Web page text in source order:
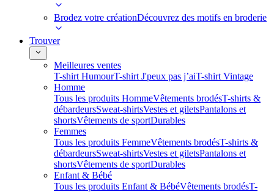
Brodez votre créationDécouvrez des motifs en broderie
Trouver
Meilleures ventes
T-shirt HumourT-shirt J'peux pas j’aiT-shirt Vintage
Homme
Tous les produits HommeVêtements brodésT-shirts &
débardeursSweat-shirtsVestes et giletsPantalons et
shortsVêtements de sportDurables
Femmes
Tous les produits FemmeVêtements brodésT-shirts &
débardeursSweat-shirtsVestes et giletsPantalons et
shortsVêtements de sportDurables
Enfant & Bébé
Tous les produits Enfant & BébéVêtements brodésT-